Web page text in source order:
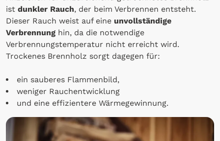
ist dunkler Rauch, der beim Verbrennen entsteht.
Dieser Rauch weist auf eine unvollständige
Verbrennung hin, da die notwendige
Verbrennungstemperatur nicht erreicht wird.
Trockenes Brennholz sorgt dagegen für:
ein sauberes Flammenbild,
weniger Rauchentwicklung
und eine effizientere Wärmegewinnung.